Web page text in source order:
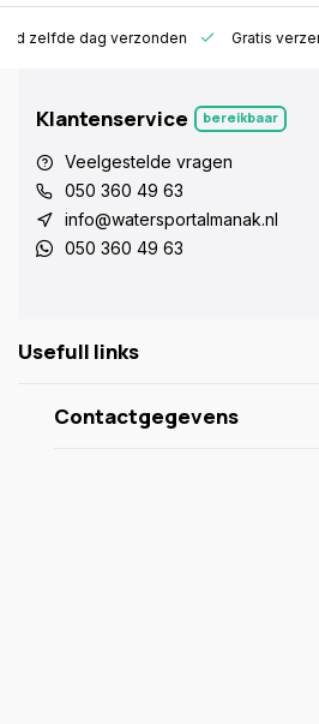
zelfde dag verzonden Gratis
Klantenservice bereikbaar
Veelgestelde vragen
050 360 49 63
info@watersportalmanak.nl
050 360 49 63
Usefull links
Contactgegevens